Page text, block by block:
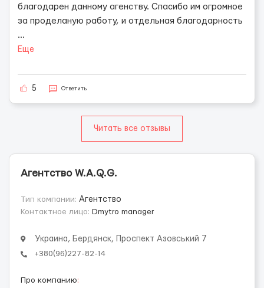
благодарен данному агенству. Спасибо им огромное
за проделаную работу, и отдельная благодарность
...
Еще
5 Ответить
Читать все отзывы
Агентство W.A.Q.G.
Тип компании: Агентство
Контактное лицо: Dmytro manager
Украина, Бердянск, Проспект Азовський 7
+380(96)227-82-14
Про компанию: